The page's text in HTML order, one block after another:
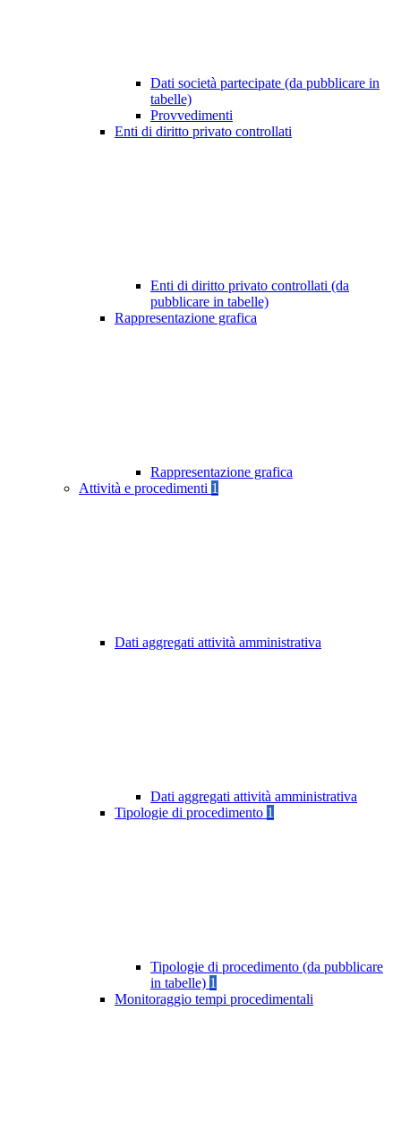
Dati società partecipate (da pubblicare in
tabelle)
Provvedimenti
Enti di diritto privato controllati
Enti di diritto privato controllati (da
pubblicare in tabelle)
Rappresentazione grafica
Rappresentazione grafica
Attività e procedimenti 1
Dati aggregati attività amministrativa
Dati aggregati attività amministrativa
Tipologie di procedimento 1
Tipologie di procedimento (da pubblicare
in tabelle) 1
Monitoraggio tempi procedimentali